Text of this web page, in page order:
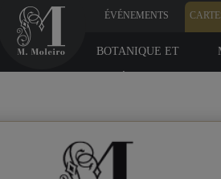
ÉVÉNEMENTS
BOTANIQUE ET